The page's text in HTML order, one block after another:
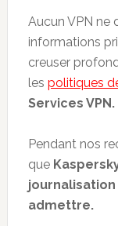
Aucun VPN ne
informations
creuser
les politiques
Services VPN.
Pendant nos
que
journalisation
admettre.